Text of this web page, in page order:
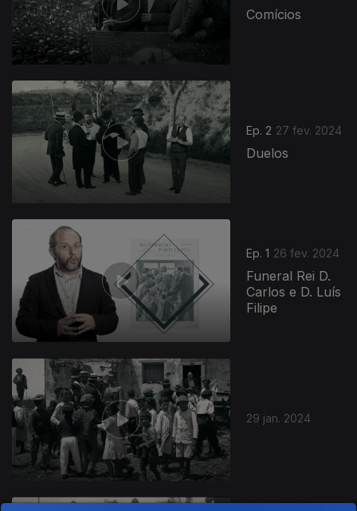
Comícios
Ep. 2 27 fev. 2024
Duelos
Ep. 1 26 fev. 2024
Funeral Rei D.
Carlos e D. Luís
Filipe
29 jan. 2024